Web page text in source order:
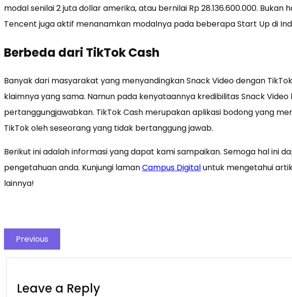
modal senilai 2 juta dollar amerika, atau bernilai Rp 28.136.600.000. Bukan
Tencent juga aktif menanamkan modalnya pada beberapa Start Up di
Berbeda dari TikTok Cash
Banyak dari masyarakat yang menyandingkan Snack Video dengan
klaimnya yang sama. Namun pada kenyataannya kredibilitas Snack
pertanggungjawabkan. TikTok Cash merupakan aplikasi bodong yang
TikTok oleh seseorang yang tidak bertanggung jawab.
Berikut ini adalah informasi yang dapat kami sampaikan. Semoga hal ini
pengetahuan anda. Kunjungi lamanCampus Digitaluntuk mengetahui
lainnya!
Previous
Leave a Reply